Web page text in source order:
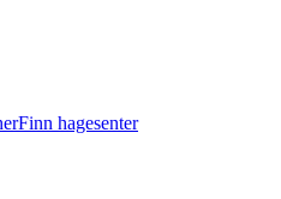
Finn hagesenter